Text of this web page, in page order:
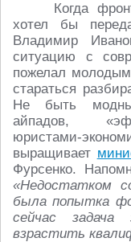
Когда
хотел бы
Владимир
ситуацию с
пожелал
стараться
Не быть
айпадов,
юристами-
выращивает
Фурсенко.
«Недостатком
была попытка
сейчас
взрастить